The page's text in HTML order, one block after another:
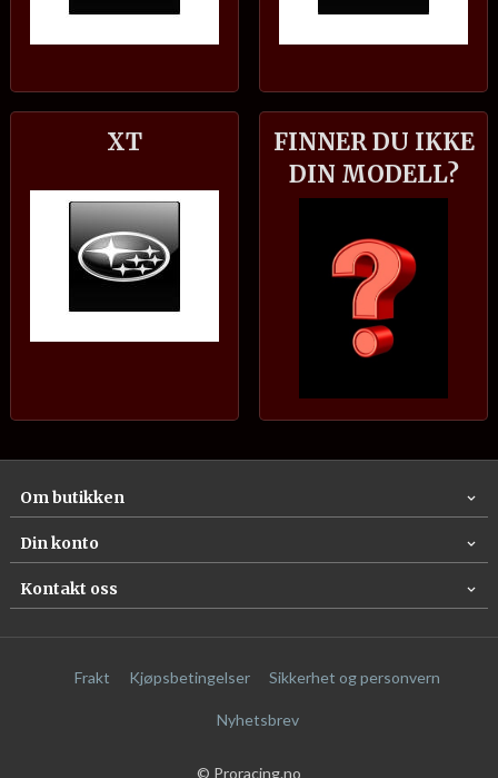
XT
FINNER DU IKKE
DIN MODELL?
Om butikken
Din konto
Kontakt oss
Frakt Kjøpsbetingelser Sikkerhet og personvern
Nyhetsbrev
© Proracing.no